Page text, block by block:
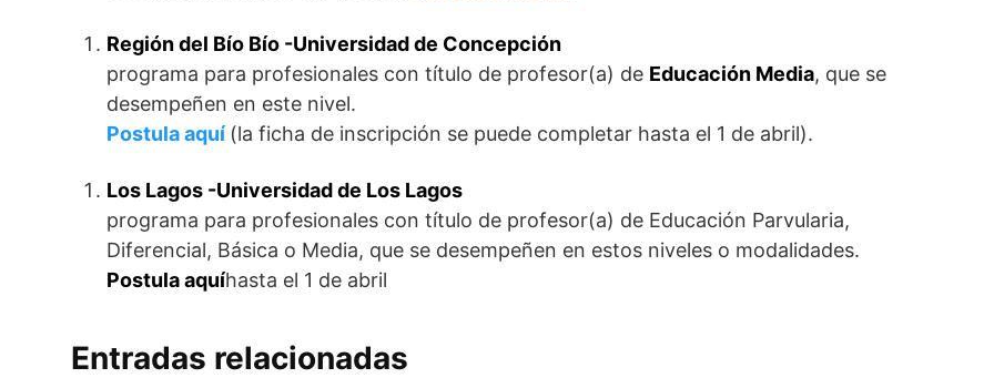
Región del Bío Bío -Universidad de Concepción
programa para profesionales con título de profesor(a) de Educación Media, que se
desempeñen en este nivel.
Postula aquí (la ficha de inscripción se puede completar hasta el 1 de abril).
Los Lagos -Universidad de Los Lagos
programa para profesionales con título de profesor(a) de Educación Parvularia,
Diferencial, Básica o Media, que se desempeñen en estos niveles o modalidades.
Postula aquíhasta el 1 de abril
Entradas relacionadas